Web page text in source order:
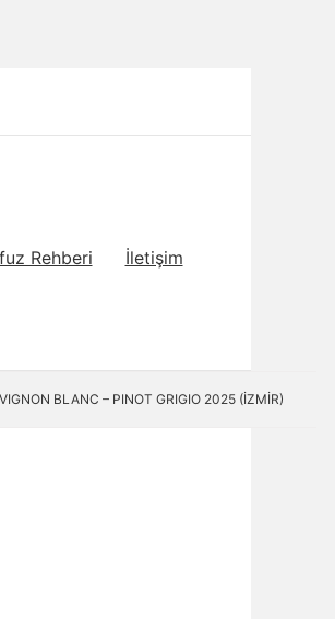
Rehberi İletişim
BLANC – PINOT GRIGIO 2025 (İZMİR)